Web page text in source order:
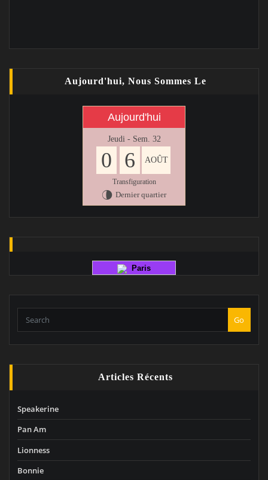
Aujourd'hui, Nous Sommes Le
Aujourd'hui
Jeudi - Sem. 32
0 6 AOÛT
Transfiguration
U Dernier quartier
Paris
Go
Articles Récents
Speakerine
Pan Am
Lionness
Bonnie